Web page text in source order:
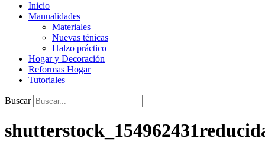
Inicio
Manualidades
Materiales
Nuevas ténicas
Halzo práctico
Hogar y Decoración
Reformas Hogar
Tutoriales
Buscar